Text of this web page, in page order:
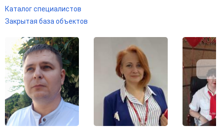
Каталог специалистов
Закрытая база объектов